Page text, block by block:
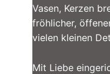
Vasen, Kerzen
fröhlicher,
vielen kleinen
Mit Liebe